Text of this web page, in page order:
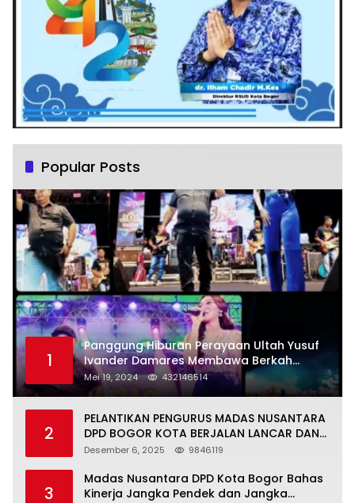
Popular Posts
1
Panggung Hiburan Perayaan Ultah Yusuf
Ivander Damares Membawa Berkah
Warga Kejapanan
Mei 19, 2024 432146514
2
PELANTIKAN PENGURUS MADAS NUSANTARA
DPD BOGOR KOTA BERJALAN LANCAR DAN
KHIDMAT
Desember 6, 2025 9846119
3
Madas Nusantara DPD Kota Bogor Bahas
Kinerja Jangka Pendek dan Jangka